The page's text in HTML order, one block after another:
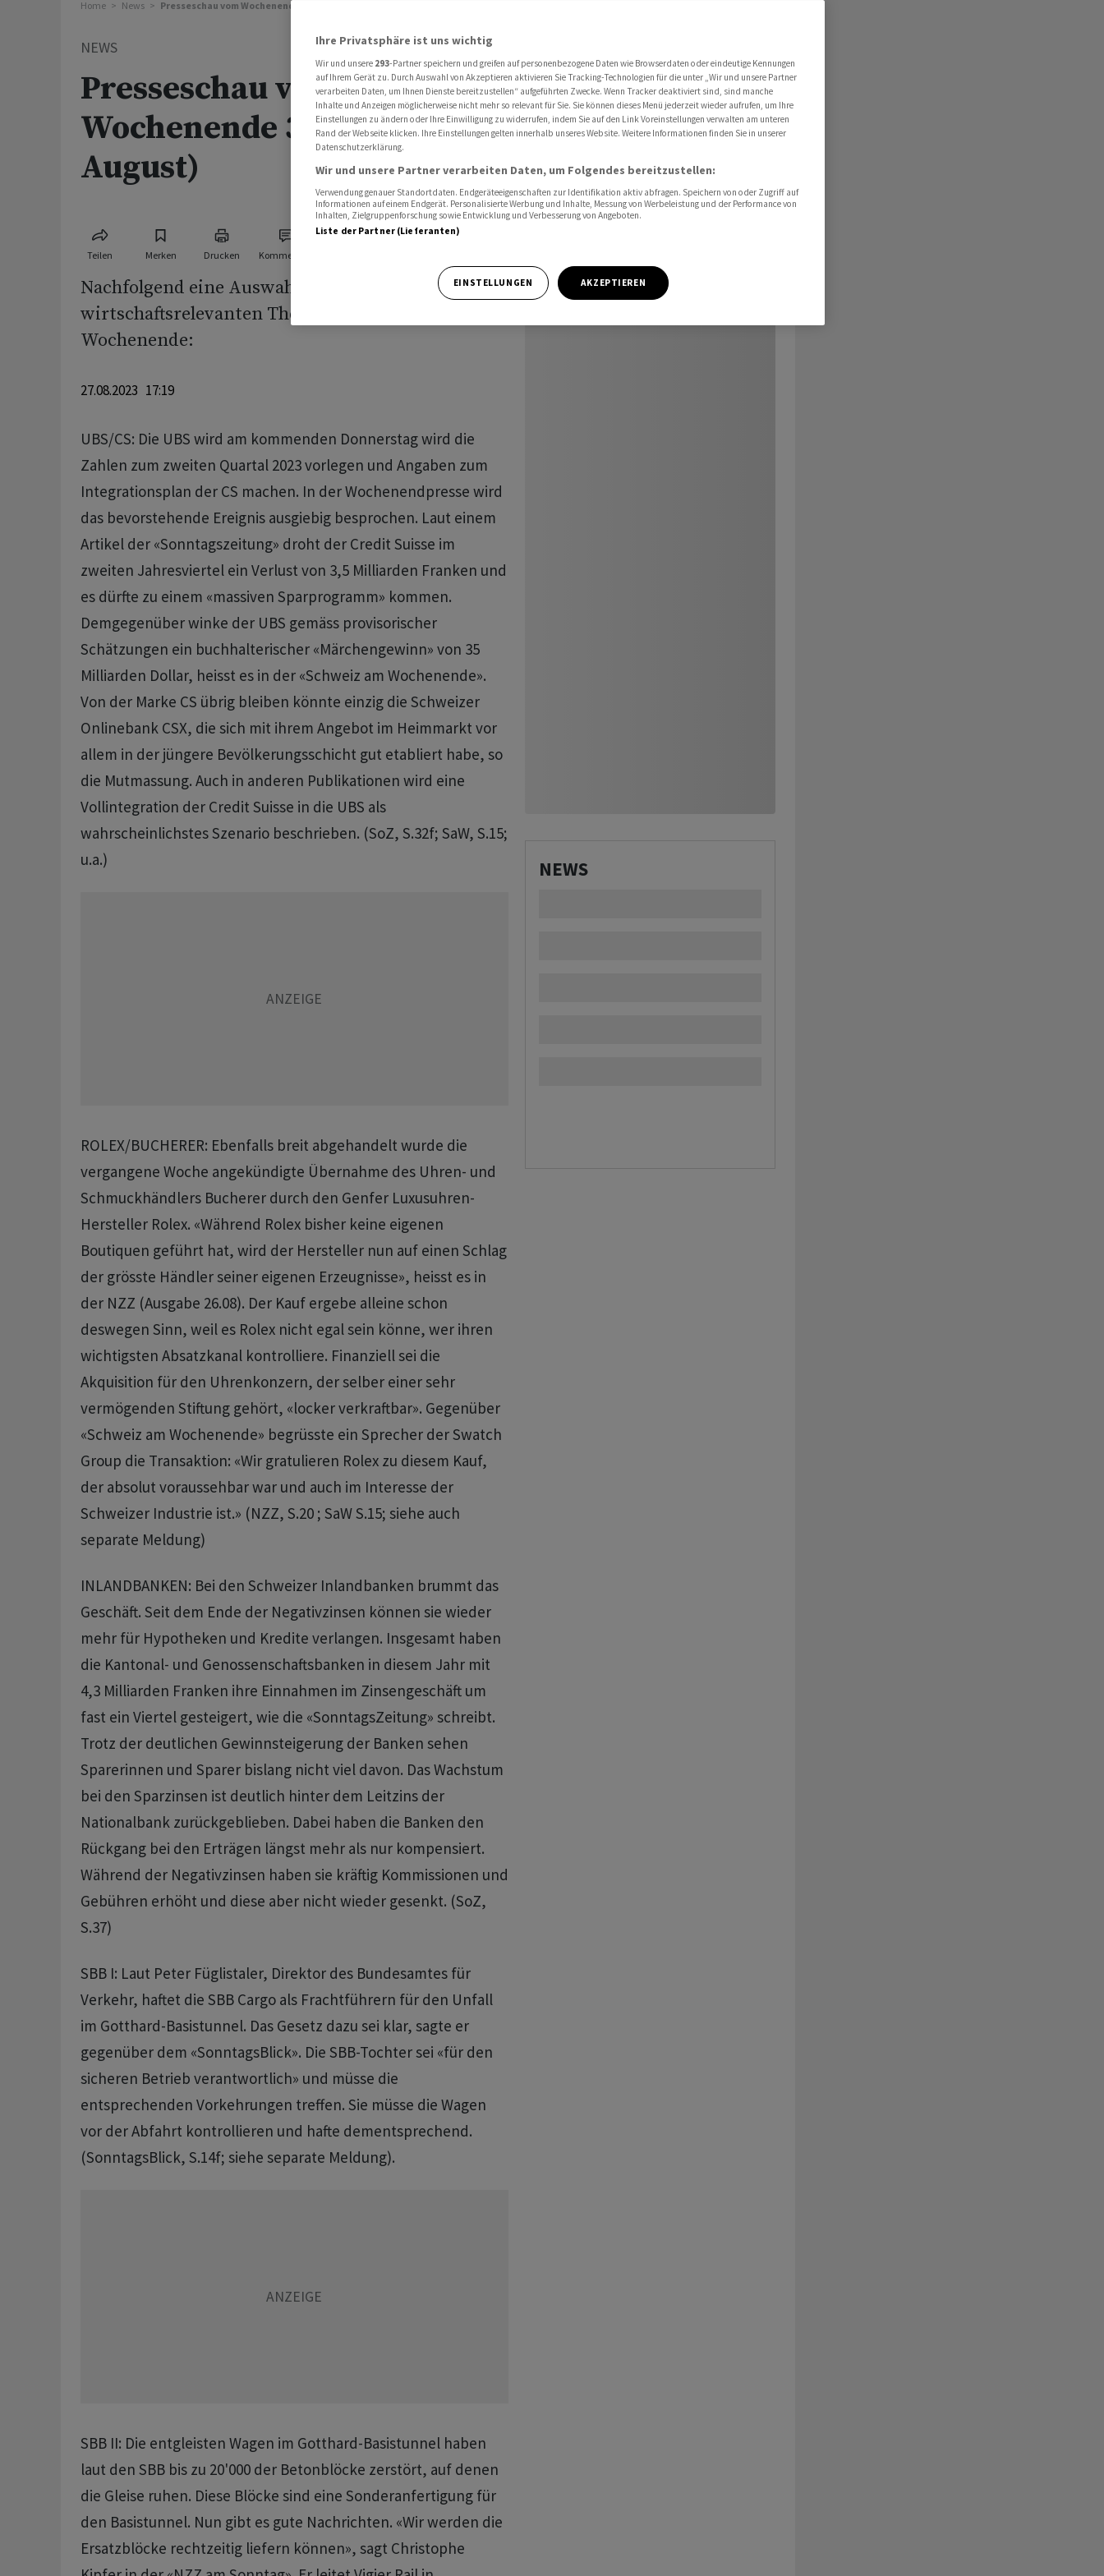
Home News Presseschau vom Wochenende 35 (26./27. August)
NEWS
Presseschau vom
Wochenende 35 (26./27.
August)
Teilen Merken Drucken Kommentare
Nachfolgend eine Auswahl von Artikeln zu
wirtschaftsrelevanten Themen aus der Presse vom
Wochenende:
27.08.2023 17:19
UBS/CS: Die UBS wird am kommenden Donnerstag wird die
Zahlen zum zweiten Quartal 2023 vorlegen und Angaben zum
Integrationsplan der CS machen. In der Wochenendpresse wird
das bevorstehende Ereignis ausgiebig besprochen. Laut einem
Artikel der «Sonntagszeitung» droht der Credit Suisse im
zweiten Jahresviertel ein Verlust von 3,5 Milliarden Franken und
es dürfte zu einem «massiven Sparprogramm» kommen.
Demgegenüber winke der UBS gemäss provisorischer
Schätzungen ein buchhalterischer «Märchengewinn» von 35
Milliarden Dollar, heisst es in der «Schweiz am Wochenende».
Von der Marke CS übrig bleiben könnte einzig die Schweizer
Onlinebank CSX, die sich mit ihrem Angebot im Heimmarkt vor
allem in der jüngere Bevölkerungsschicht gut etabliert habe, so
die Mutmassung. Auch in anderen Publikationen wird eine
Vollintegration der Credit Suisse in die UBS als
wahrscheinlichstes Szenario beschrieben. (SoZ, S.32f; SaW, S.15;
u.a.)
ROLEX/BUCHERER: Ebenfalls breit abgehandelt wurde die
vergangene Woche angekündigte Übernahme des Uhren- und
Schmuckhändlers Bucherer durch den Genfer Luxusuhren-
Hersteller Rolex. «Während Rolex bisher keine eigenen
Boutiquen geführt hat, wird der Hersteller nun auf einen Schlag
der grösste Händler seiner eigenen Erzeugnisse», heisst es in
der NZZ (Ausgabe 26.08). Der Kauf ergebe alleine schon
deswegen Sinn, weil es Rolex nicht egal sein könne, wer ihren
wichtigsten Absatzkanal kontrolliere. Finanziell sei die
Akquisition für den Uhrenkonzern, der selber einer sehr
vermögenden Stiftung gehört, «locker verkraftbar». Gegenüber
«Schweiz am Wochenende» begrüsste ein Sprecher der Swatch
Group die Transaktion: «Wir gratulieren Rolex zu diesem Kauf,
der absolut voraussehbar war und auch im Interesse der
Schweizer Industrie ist.» (NZZ, S.20 ; SaW S.15; siehe auch
separate Meldung)
INLANDBANKEN: Bei den Schweizer Inlandbanken brummt das
Geschäft. Seit dem Ende der Negativzinsen können sie wieder
mehr für Hypotheken und Kredite verlangen. Insgesamt haben
die Kantonal- und Genossenschaftsbanken in diesem Jahr mit
4,3 Milliarden Franken ihre Einnahmen im Zinsengeschäft um
fast ein Viertel gesteigert, wie die «SonntagsZeitung» schreibt.
Trotz der deutlichen Gewinnsteigerung der Banken sehen
Sparerinnen und Sparer bislang nicht viel davon. Das Wachstum
bei den Sparzinsen ist deutlich hinter dem Leitzins der
Nationalbank zurückgeblieben. Dabei haben die Banken den
Rückgang bei den Erträgen längst mehr als nur kompensiert.
Während der Negativzinsen haben sie kräftig Kommissionen und
Gebühren erhöht und diese aber nicht wieder gesenkt. (SoZ,
S.37)
SBB I: Laut Peter Füglistaler, Direktor des Bundesamtes für
Verkehr, haftet die SBB Cargo als Frachtführern für den Unfall
im Gotthard-Basistunnel. Das Gesetz dazu sei klar, sagte er
gegenüber dem «SonntagsBlick». Die SBB-Tochter sei «für den
sicheren Betrieb verantwortlich» und müsse die
entsprechenden Vorkehrungen treffen. Sie müsse die Wagen
vor der Abfahrt kontrollieren und hafte dementsprechend.
(SonntagsBlick, S.14f; siehe separate Meldung).
SBB II: Die entgleisten Wagen im Gotthard-Basistunnel haben
laut den SBB bis zu 20'000 der Betonblöcke zerstört, auf denen
die Gleise ruhen. Diese Blöcke sind eine Sonderanfertigung für
den Basistunnel. Nun gibt es gute Nachrichten. «Wir werden die
Ersatzblöcke rechtzeitig liefern können», sagt Christophe
NEWS
Ihre Privatsphäre ist uns wichtig
Wir und unsere 293-Partner speichern und greifen auf personenbezogene Daten wie Browserdaten oder eindeutige Kennungen
auf Ihrem Gerät zu. Durch Auswahl von Akzeptieren aktivieren Sie Tracking-Technologien für die unter „Wir und unsere Partner
verarbeiten Daten, um Ihnen Dienste bereitzustellen“ aufgeführten Zwecke. Wenn Tracker deaktiviert sind, sind manche
Inhalte und Anzeigen möglicherweise nicht mehr so relevant für Sie. Sie können dieses Menü jederzeit wieder aufrufen, um Ihre
Einstellungen zu ändern oder Ihre Einwilligung zu widerrufen, indem Sie auf den Link Voreinstellungen verwalten am unteren
Rand der Webseite klicken. Ihre Einstellungen gelten innerhalb unseres Website. Weitere Informationen finden Sie in unserer
Datenschutzerklärung.
Wir und unsere Partner verarbeiten Daten, um Folgendes bereitzustellen:
Verwendung genauer Standortdaten. Endgeräteeigenschaften zur Identifikation aktiv abfragen. Speichern von oder Zugriff auf
Informationen auf einem Endgerät. Personalisierte Werbung und Inhalte, Messung von Werbeleistung und der Performance von
Inhalten, Zielgruppenforschung sowie Entwicklung und Verbesserung von Angeboten.
Liste der Partner (Lieferanten)
EINSTELLUNGEN AKZEPTIEREN